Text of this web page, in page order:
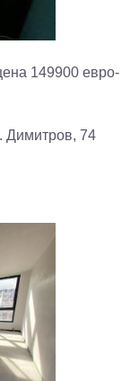
149900 евро-
Димитров, 74